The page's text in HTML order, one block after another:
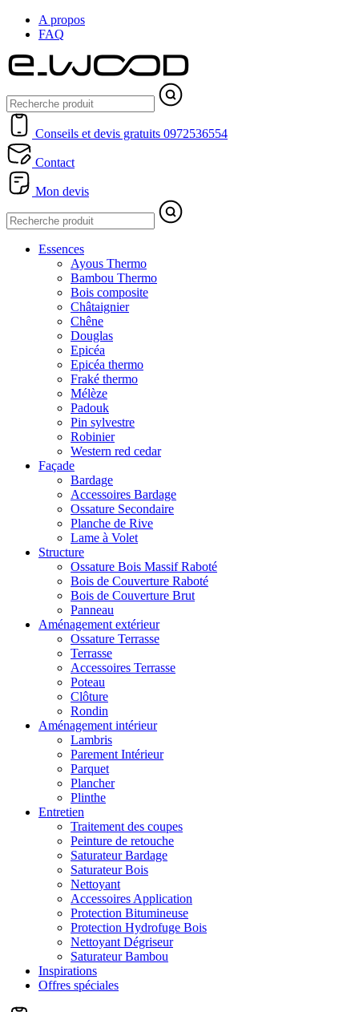
A propos
FAQ
Conseils et devis gratuits 0972536554
Contact
Mon devis
Essences
Ayous Thermo
Bambou Thermo
Bois composite
Châtaignier
Chêne
Douglas
Epicéa
Epicéa thermo
Fraké thermo
Mélèze
Padouk
Pin sylvestre
Robinier
Western red cedar
Façade
Bardage
Accessoires Bardage
Ossature Secondaire
Planche de Rive
Lame à Volet
Structure
Ossature Bois Massif Raboté
Bois de Couverture Raboté
Bois de Couverture Brut
Panneau
Aménagement extérieur
Ossature Terrasse
Terrasse
Accessoires Terrasse
Poteau
Clôture
Rondin
Aménagement intérieur
Lambris
Parement Intérieur
Parquet
Plancher
Plinthe
Entretien
Traitement des coupes
Peinture de retouche
Saturateur Bardage
Saturateur Bois
Nettoyant
Accessoires Application
Protection Bitumineuse
Protection Hydrofuge Bois
Nettoyant Dégriseur
Saturateur Bambou
Inspirations
Offres spéciales